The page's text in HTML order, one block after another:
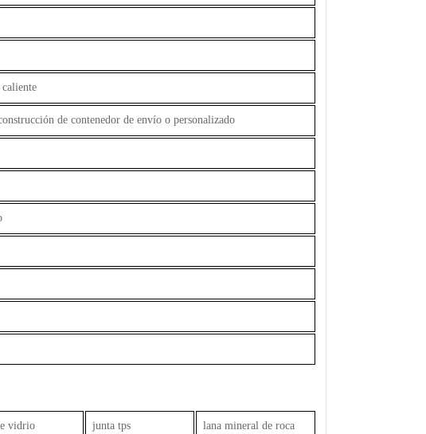
de contenedor de envío o personalizado
vidrio junta tps lana mineral de roca